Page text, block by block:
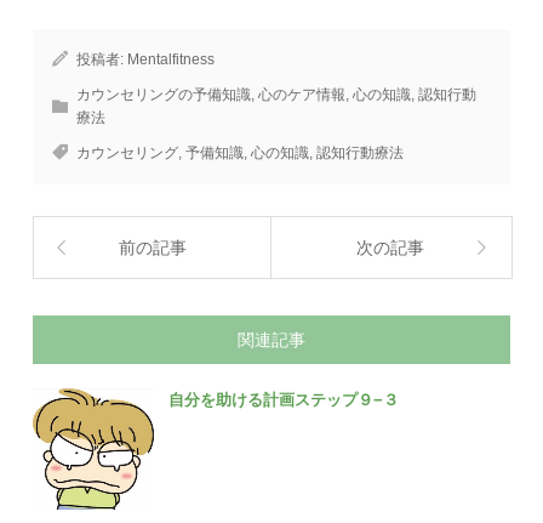
投稿者: Mentalfitness
カウンセリングの予備知識 ,心のケア情報 ,心の知識 ,認知行動
療法
カウンセリング ,予備知識 ,心の知識 ,認知行動療法
前の記事 次の記事
関連記事
自分を助ける計画ステップ９−３